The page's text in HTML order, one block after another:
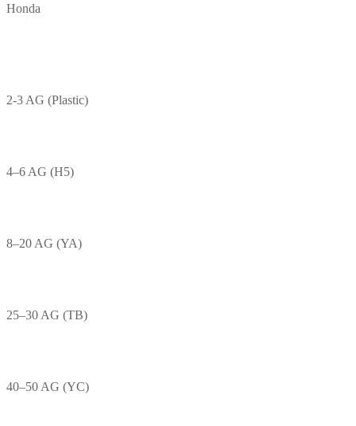
Honda
2-3 AG (Plastic)
4–6 AG (H5)
8–20 AG (YA)
25–30 AG (TB)
40–50 AG (YC)